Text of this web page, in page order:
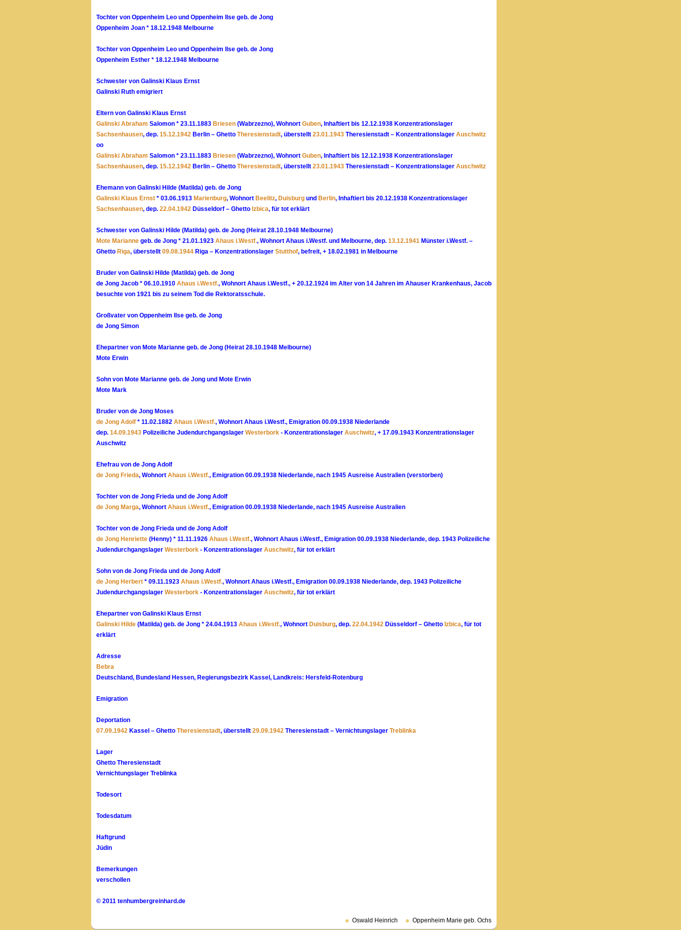
Tochter von Oppenheim Leo und Oppenheim Ilse geb. de Jong
Oppenheim Joan * 18.12.1948 Melbourne
Tochter von Oppenheim Leo und Oppenheim Ilse geb. de Jong
Oppenheim Esther * 18.12.1948 Melbourne
Schwester von Galinski Klaus Ernst
Galinski Ruth emigriert
Eltern von Galinski Klaus Ernst
Galinski Abraham Salomon * 23.11.1883 Briesen (Wabrzezno), Wohnort Guben, Inhaftiert bis 12.12.1938 Konzentrationslager
Sachsenhausen, dep. 15.12.1942 Berlin – Ghetto Theresienstadt, überstellt 23.01.1943 Theresienstadt – Konzentrationslager Auschwitz
oo
Galinski Abraham Salomon * 23.11.1883 Briesen (Wabrzezno), Wohnort Guben, Inhaftiert bis 12.12.1938 Konzentrationslager
Sachsenhausen, dep. 15.12.1942 Berlin – Ghetto Theresienstadt, überstellt 23.01.1943 Theresienstadt – Konzentrationslager Auschwitz
Ehemann von Galinski Hilde (Matilda) geb. de Jong
Galinski Klaus Ernst * 03.06.1913 Marienburg, Wohnort Beelitz, Duisburg und Berlin, Inhaftiert bis 20.12.1938 Konzentrationslager
Sachsenhausen, dep. 22.04.1942 Düsseldorf – Ghetto Izbica, für tot erklärt
Schwester von Galinski Hilde (Matilda) geb. de Jong (Heirat 28.10.1948 Melbourne)
Mote Marianne geb. de Jong * 21.01.1923 Ahaus i.Westf., Wohnort Ahaus i.Westf. und Melbourne, dep. 13.12.1941 Münster i.Westf. –
Ghetto Riga, überstellt 09.08.1944 Riga – Konzentrationslager Stutthof, befreit, + 18.02.1981 in Melbourne
Bruder von Galinski Hilde (Matilda) geb. de Jong
de Jong Jacob * 06.10.1910 Ahaus i.Westf., Wohnort Ahaus i.Westf., + 20.12.1924 im Alter von 14 Jahren im Ahauser Krankenhaus, Jacob
besuchte von 1921 bis zu seinem Tod die Rektoratsschule.
Großvater von Oppenheim Ilse geb. de Jong
de Jong Simon
Ehepartner von Mote Marianne geb. de Jong (Heirat 28.10.1948 Melbourne)
Mote Erwin
Sohn von Mote Marianne geb. de Jong und Mote Erwin
Mote Mark
Bruder von de Jong Moses
de Jong Adolf * 11.02.1882 Ahaus i.Westf., Wohnort Ahaus i.Westf., Emigration 00.09.1938 Niederlande
dep. 14.09.1943 Polizeiliche Judendurchgangslager Westerbork - Konzentrationslager Auschwitz, + 17.09.1943 Konzentrationslager
Auschwitz
Ehefrau von de Jong Adolf
de Jong Frieda, Wohnort Ahaus i.Westf., Emigration 00.09.1938 Niederlande, nach 1945 Ausreise Australien (verstorben)
Tochter von de Jong Frieda und de Jong Adolf
de Jong Marga, Wohnort Ahaus i.Westf., Emigration 00.09.1938 Niederlande, nach 1945 Ausreise Australien
Tochter von de Jong Frieda und de Jong Adolf
de Jong Henriette (Henny) * 11.11.1926 Ahaus i.Westf., Wohnort Ahaus i.Westf., Emigration 00.09.1938 Niederlande, dep. 1943 Polizeiliche
Judendurchgangslager Westerbork - Konzentrationslager Auschwitz, für tot erklärt
Sohn von de Jong Frieda und de Jong Adolf
de Jong Herbert * 09.11.1923 Ahaus i.Westf., Wohnort Ahaus i.Westf., Emigration 00.09.1938 Niederlande, dep. 1943 Polizeiliche
Judendurchgangslager Westerbork - Konzentrationslager Auschwitz, für tot erklärt
Ehepartner von Galinski Klaus Ernst
Galinski Hilde (Matilda) geb. de Jong * 24.04.1913 Ahaus i.Westf., Wohnort Duisburg, dep. 22.04.1942 Düsseldorf – Ghetto Izbica, für tot
erklärt
Adresse
Bebra
Deutschland, Bundesland Hessen, Regierungsbezirk Kassel, Landkreis: Hersfeld-Rotenburg
Emigration
Deportation
07.09.1942 Kassel – Ghetto Theresienstadt, überstellt 29.09.1942 Theresienstadt – Vernichtungslager Treblinka
Lager
Ghetto Theresienstadt
Vernichtungslager Treblinka
Todesort
Todesdatum
Haftgrund
Jüdin
Bemerkungen
verschollen
© 2011 tenhumbergreinhard.de
Oswald Heinrich Oppenheim Marie geb. Ochs